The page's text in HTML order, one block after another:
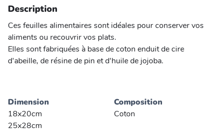
Description
Ces feuilles alimentaires sont idéales pour conserver vos
aliments ou recouvrir vos plats.
Elles sont fabriquées à base de coton enduit de cire
d'abeille, de résine de pin et d'huile de jojoba.
Dimension
18x20cm
25x28cm
Composition
Coton